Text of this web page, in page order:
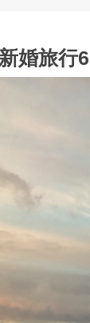
婚旅行6